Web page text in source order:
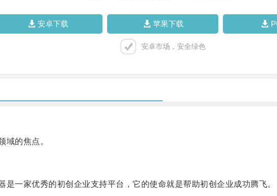
安卓下载 苹果下载
安卓市场，安全绿色
的焦点。
一家优秀的初创企业支持平台，它的使命就是帮助初创企业成功腾飞。